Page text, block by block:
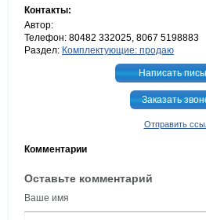
Контакты:
Автор:
Телефон: 80482 332025, 8067 5198883
Раздел: Комплектующие: продаю
Написать
Заказать
Отправить
Комментарии
Оставьте комментарий
Ваше имя